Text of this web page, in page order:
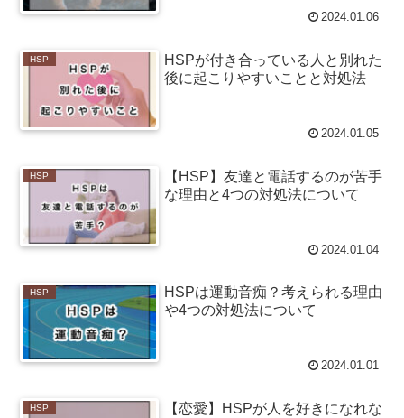
2024.01.06
HSP
HSPが付き合っている人と別れた
後に起こりやすいことと対処法
2024.01.05
HSP
【HSP】友達と電話するのが苦手
な理由と4つの対処法について
2024.01.04
HSP
HSPは運動音痴？考えられる理由
や4つの対処法について
2024.01.01
HSP
【恋愛】HSPが人を好きになれな